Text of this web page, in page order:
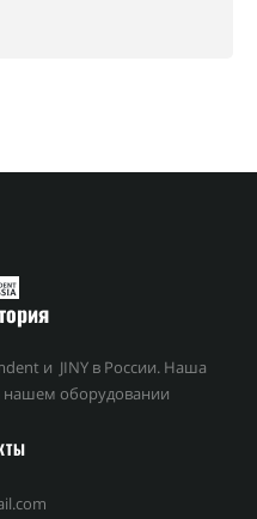
и JINY в России. Наша
нашем оборудовании